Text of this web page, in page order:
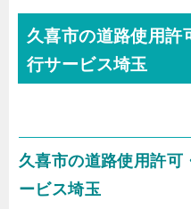
久喜市の道路使用許
行サービス埼玉
久喜市の道路使用許可
ービス埼玉